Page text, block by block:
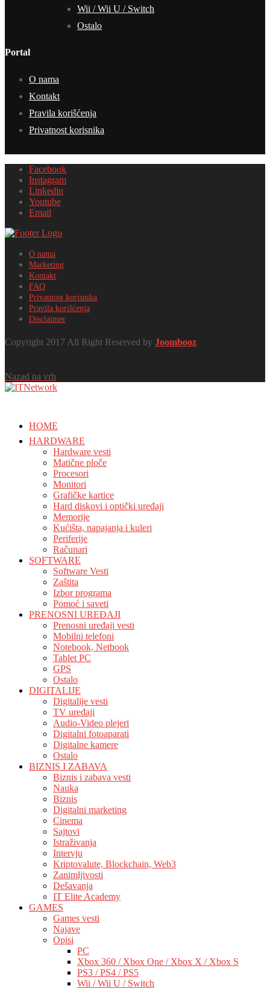
Wii / Wii U / Switch
Ostalo
Portal
O nama
Kontakt
Pravila korišćenja
Privatnost korisnika
Facebook
Instagram
Linkedin
Youtube
Email
O nama
Marketing
Kontakt
FAQ
Privatnost korisnika
Pravila korišćenja
Disclaimer
Copyright 2017 All Right Reserved by Joombooz
Nazad na vrh
HOME
HARDWARE
Hardware vesti
Matične ploče
Procesori
Monitori
Grafičke kartice
Hard diskovi i optički uređaji
Memorije
Kućišta, napajanja i kuleri
Periferije
Računari
SOFTWARE
Software Vesti
Zaštita
Izbor programa
Pomoć i saveti
PRENOSNI UREĐAJI
Prenosni uređaji vesti
Mobilni telefoni
Notebook, Netbook
Tablet PC
GPS
Ostalo
DIGITALIJE
Digitalije vesti
TV uređaji
Audio-Video plejeri
Digitalni fotoaparati
Digitalne kamere
Ostalo
BIZNIS I ZABAVA
Biznis i zabava vesti
Nauka
Biznis
Digitalni marketing
Cinema
Sajtovi
Istraživanja
Intervju
Kriptovalute, Blockchain, Web3
Zanimljivosti
Dešavanja
IT Elite Academy
GAMES
Games vesti
Najave
Opisi
PC
Xbox 360 / Xbox One / Xbox X / Xbox S
PS3 / PS4 / PS5
Wii / Wii U / Switch